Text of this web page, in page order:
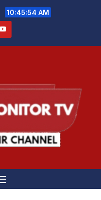
10:45:55 AM